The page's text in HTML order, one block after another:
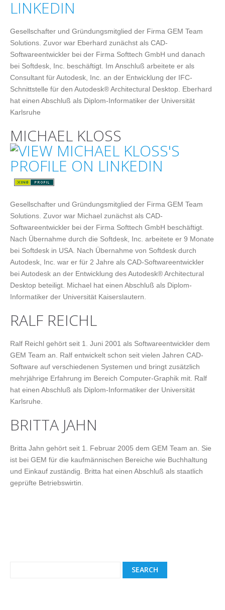
Gesellschafter und Gründungsmitglied der Firma GEM Team
Solutions. Zuvor war Eberhard zunächst als CAD-
Softwareentwickler bei der Firma Softtech GmbH und danach
bei Softdesk, Inc. beschäftigt. Im Anschluß arbeitete er als
Consultant für Autodesk, Inc. an der Entwicklung der IFC-
Schnittstelle für den Autodesk® Architectural Desktop. Eberhard
hat einen Abschluß als Diplom-Informatiker der Universität
Karlsruhe
MICHAEL KLOSS
Gesellschafter und Gründungsmitglied der Firma GEM Team
Solutions. Zuvor war Michael zunächst als CAD-
Softwareentwickler bei der Firma Softtech GmbH beschäftigt.
Nach Übernahme durch die Softdesk, Inc. arbeitete er 9 Monate
bei Softdesk in USA. Nach Übernahme von Softdesk durch
Autodesk, Inc. war er für 2 Jahre als CAD-Softwareentwickler
bei Autodesk an der Entwicklung des Autodesk® Architectural
Desktop beteiligt. Michael hat einen Abschluß als Diplom-
Informatiker der Universität Kaiserslautern.
RALF REICHL
Ralf Reichl gehört seit 1. Juni 2001 als Softwareentwickler dem
GEM Team an. Ralf entwickelt schon seit vielen Jahren CAD-
Software auf verschiedenen Systemen und bringt zusätzlich
mehrjährige Erfahrung im Bereich Computer-Graphik mit. Ralf
hat einen Abschluß als Diplom-Informatiker der Universität
Karlsruhe.
BRITTA JAHN
Britta Jahn gehört seit 1. Februar 2005 dem GEM Team an. Sie
ist bei GEM für die kaufmännischen Bereiche wie Buchhaltung
und Einkauf zuständig. Britta hat einen Abschluß als staatlich
geprüfte Betriebswirtin.